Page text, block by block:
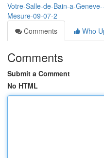
Votre-Salle-de-Bain-a-
Mesure-09-07-2
Comments
Who
Comments
Submit a Comment
No HTML